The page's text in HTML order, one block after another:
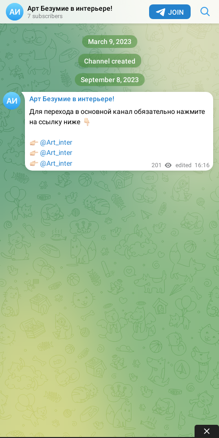
JOIN
Арт Безумие в интерьере!
7 subscribers
Channel created
March 9, 2023
Арт Безумие в интерьере!
Для перехода в основной канал обязательно нажмите
на ссылку ниже
👇🏻
@Art_inter
@Art_inter
@Art_inter 201 edited 16:16
September 8, 2023